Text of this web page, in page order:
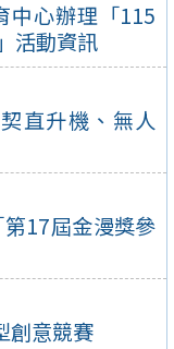
中心辦理「115
活動資訊
直升機、無人
17屆金漫獎參
創意競賽